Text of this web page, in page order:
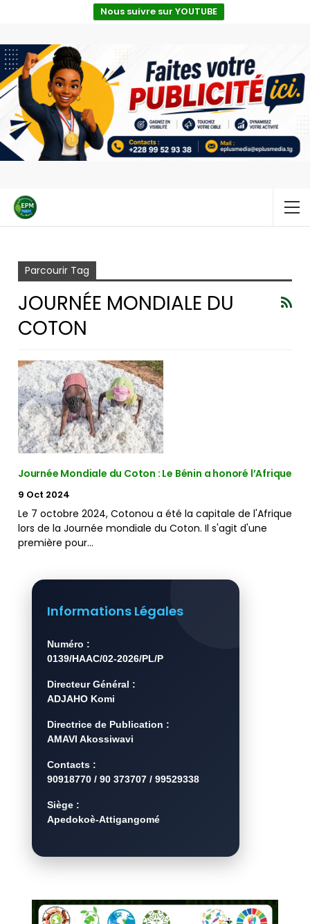
Nous suivre sur YOUTUBE
Parcourir Tag
JOURNÉE MONDIALE DU
COTON
Journée Mondiale du Coton : Le Bénin a honoré l’Afrique
9 Oct 2024
Le 7 octobre 2024, Cotonou a été la capitale de l'Afrique
lors de la Journée mondiale du Coton. Il s'agit d'une
première pour…
Informations Légales
Numéro :
0139/HAAC/02-2026/PL/P
Directeur Général :
ADJAHO Komi
Directrice de Publication :
AMAVI Akossiwavi
Contacts :
90918770 / 90 373707 / 99529338
Siège :
Apedokoè-Attigangomé